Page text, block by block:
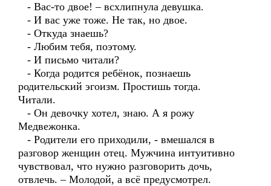
- Вас-то двое! – всхлипнула девушка.
- И вас уже тоже. Не так, но двое.
- Откуда знаешь?
- Любим тебя, поэтому.
- И письмо читали?
- Когда родится ребёнок, познаешь
родительский эгоизм. Простишь тогда.
Читали.
- Он девочку хотел, знаю. А я рожу
Медвежонка.
- Родители его приходили, - вмешался в
разговор женщин отец. Мужчина интуитивно
чувствовал, что нужно разговорить дочь,
отвлечь. – Молодой, а всё предусмотрел.